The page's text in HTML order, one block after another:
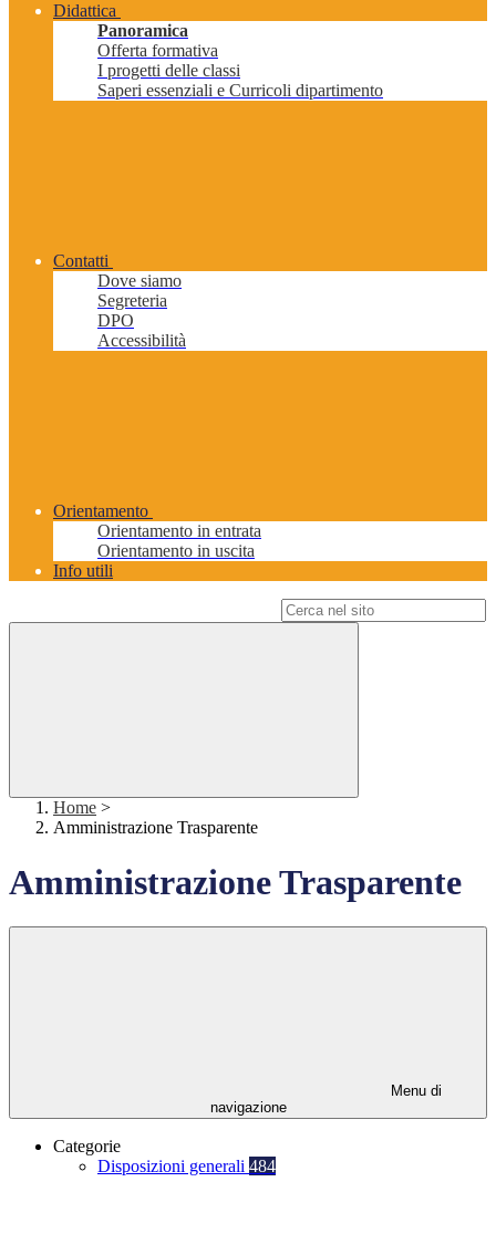
Didattica
Panoramica
Offerta formativa
I progetti delle classi
Saperi essenziali e Curricoli dipartimento
Contatti
Dove siamo
Segreteria
DPO
Accessibilità
Orientamento
Orientamento in entrata
Orientamento in uscita
Info utili
Home >
Amministrazione Trasparente
Amministrazione Trasparente
Menu di
navigazione
Categorie
Disposizioni generali 484